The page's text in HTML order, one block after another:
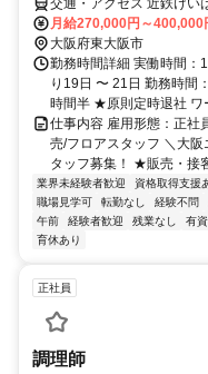
交通・アクセス 近鉄けい
月給270,000円～400,000
大阪府東大阪市
勤務時間詳細 実働時間：
り19日 〜 21日 勤務時
時間半 ★原則定時退社 ワ
仕事内容 雇用形態：正社
売/フロアスタッフ ＼大
タッフ募集！ ★販売・接
業界未経験者歓迎 資格取得支援
職場見学可
転勤なし 経験不問
午前
経験者歓迎 残業なし 有
育休あり
正社員
調理師